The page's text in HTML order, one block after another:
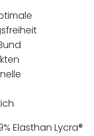
Elasthan Lycra®